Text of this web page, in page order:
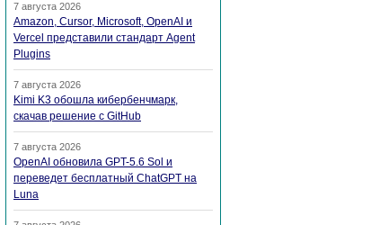
7 августа 2026
Amazon, Cursor, Microsoft, OpenAI и
Vercel представили стандарт Agent
Plugins
7 августа 2026
Kimi K3 обошла кибербенчмарк,
скачав решение с GitHub
7 августа 2026
OpenAI обновила GPT-5.6 Sol и
переведет бесплатный ChatGPT на
Luna